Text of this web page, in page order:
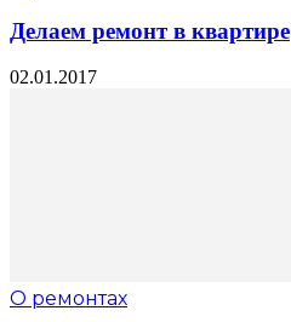
Делаем ремонт в квартире
02.01.2017
О ремонтах